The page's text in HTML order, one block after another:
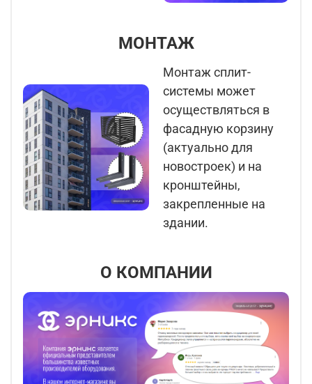
МОНТАЖ
Монтаж сплит-
системы может
осуществляться в
фасадную корзину
(актуально для
новостроек) и на
кронштейны,
закрепленные на
здании.
О КОМПАНИИ